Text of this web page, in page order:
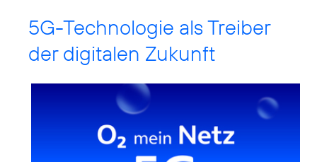
5G-Technologie als Treiber
der digitalen Zukunft